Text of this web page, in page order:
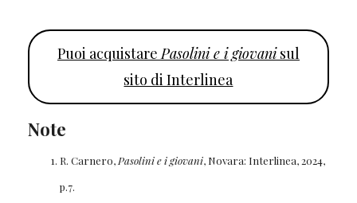
Puoi acquistarePasolini e i giovanisul
sito di Interlinea
Note
R. Carnero,Pasolini e i giovani, Novara: Interlinea, 2024,
p.7.